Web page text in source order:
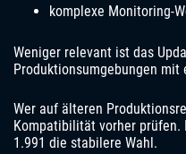
komplexe Monitoring-
Weniger relevant ist das
Produktionsumgebungen
Wer auf älteren
Kompatibilität vorher prüfen.
1.991 die stabilere Wahl.